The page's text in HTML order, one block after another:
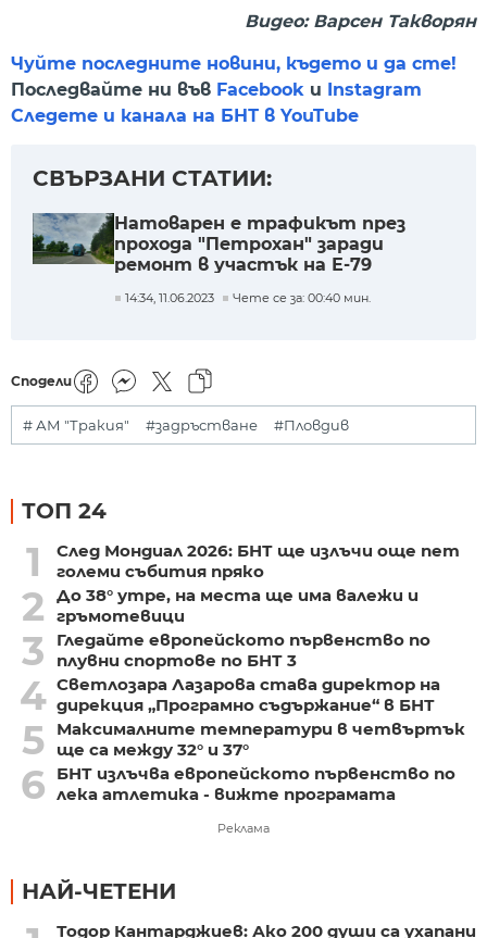
Видео: Варсен Такворян
Чуйте последните новини, където и да сте!
Последвайте ни във Facebook и Instagram
Следете и канала на БНТ в YouTube
СВЪРЗАНИ СТАТИИ:
Натоварен е трафикът през
прохода "Петрохан" заради
ремонт в участък на Е-79
14:34, 11.06.2023 Чете се за: 00:40 мин.
Сподели
# АМ "Тракия" #задръстване #Пловдив
ТОП 24
1
След Мондиал 2026: БНТ ще излъчи още пет
големи събития пряко
2
До 38° утре, на места ще има валежи и
гръмотевици
3
Гледайте европейското първенство по
плувни спортове по БНТ 3
4 Светлозара Лазарова става директор на
дирекция „Програмно съдържание“ в БНТ
5
Максималните температури в четвъртък
ще са между 32° и 37°
6
БНТ излъчва европейското първенство по
лека атлетика - вижте програмата
Реклама
НАЙ-ЧЕТЕНИ
Тодор Кантарджиев: Ако 200 души са ухапани